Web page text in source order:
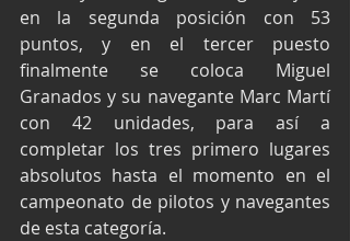
en la segunda posición con 53
puntos, y en el tercer puesto
finalmente se coloca Miguel
Granados y su navegante Marc Martí
con 42 unidades, para así a
completar los tres primero lugares
absolutos hasta el momento en el
campeonato de pilotos y navegantes
de esta categoría.